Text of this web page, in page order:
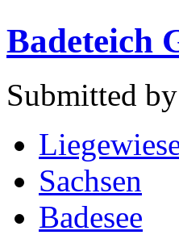
Badeteich
Submitted
Sachsen
Badesee